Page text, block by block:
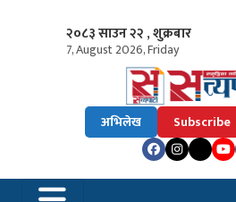
२०८३ साउन २२ , शुक्रबार
7, August 2026, Friday
अभिलेख Subscribe